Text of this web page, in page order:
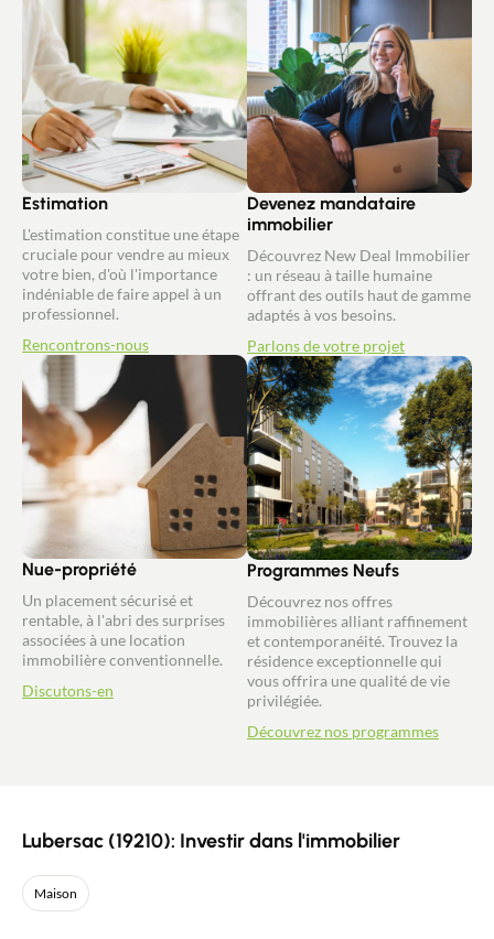
Estimation
L'estimation constitue une étape
cruciale pour vendre au mieux
votre bien, d'où l'importance
indéniable de faire appel à un
professionnel.
Rencontrons-nous
Nue-propriété
Un placement sécurisé et
rentable, à l'abri des surprises
associées à une location
immobilière conventionnelle.
Discutons-en
Devenez mandataire
immobilier
Découvrez New Deal Immobilier
: un réseau à taille humaine
offrant des outils haut de gamme
adaptés à vos besoins.
Parlons de votre projet
Programmes Neufs
Découvrez nos offres
immobilières alliant raffinement
et contemporanéité. Trouvez la
résidence exceptionnelle qui
vous offrira une qualité de vie
privilégiée.
Découvrez nos programmes
Lubersac (19210): Investir dans l'immobilier
Maison